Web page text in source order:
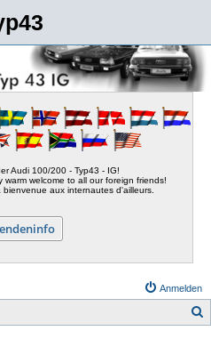
Audi 100/200 - Typ43 - IG!
welcome to all our foreign friends!
aux internautes d'ailleurs.
Anmelden